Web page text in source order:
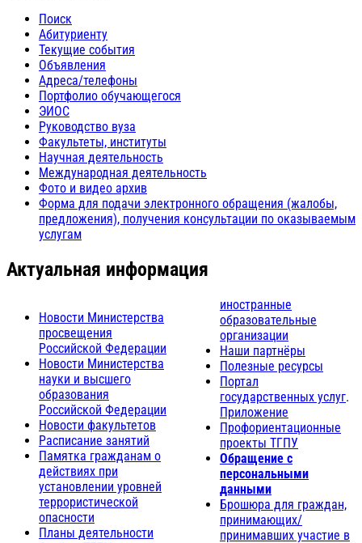
Поиск
Абитуриенту
Текущие события
Объявления
Адреса/телефоны
Портфолио обучающегося
ЭИОС
Руководство вуза
Факультеты, институты
Научная деятельность
Международная деятельность
Фото и видео архив
Форма для подачи электронного обращения (жалобы,
предложения), получения консультации по оказываемым
услугам
Актуальная информация
Новости Министерства
просвещения
Российской Федерации
Новости Министерства
науки и высшего
образования
Российской Федерации
Новости факультетов
Расписание занятий
Памятка гражданам о
действиях при
установлении уровней
террористической
опасности
Планы деятельности
иностранные
образовательные
организации
Наши партнёры
Полезные ресурсы
Портал
государственных услуг.
Приложение
Профориентационные
проекты ТГПУ
Обращение с
персональными
данными
Брошюра для граждан,
принимающих/
принимавших участие в